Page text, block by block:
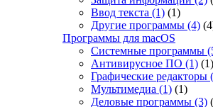
Ввод текста (1) (1)
Другие программы (4)
Программы для macOS
Системные программы
Антивирусное ПО (1) (1)
Графические редакторы
Мультимедиа (1) (1)
Деловые программы (3)